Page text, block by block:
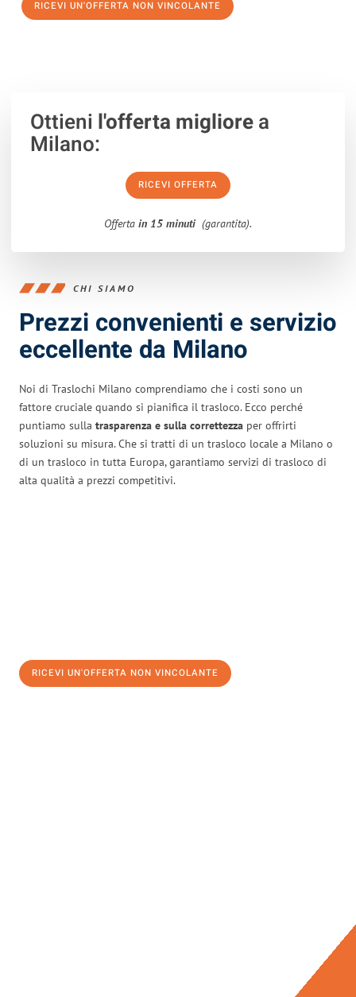
RICEVI UN'OFFERTA NON VINCOLANTE
Ottieni l'offerta migliorea
Milano:
RICEVI OFFERTA
Offerta in 15 minuti (garantita).
CHI SIAMO
Prezzi convenienti e servizio
eccellente da Milano
Noi di Traslochi Milano comprendiamo che i costi sono un
fattore cruciale quando si pianifica il trasloco. Ecco perché
puntiamo sulla trasparenza e sulla correttezza per offrirti
soluzioni su misura. Che si tratti di un trasloco locale a Milano o
di un trasloco in tutta Europa, garantiamo servizi di trasloco di
alta qualità a prezzi competitivi.
RICEVI UN'OFFERTA NON VINCOLANTE